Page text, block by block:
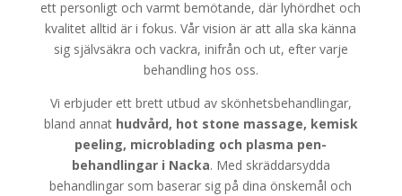
ett personligt och varmt bemötande, där lyhördhet och
kvalitet alltid är i fokus. Vår vision är att alla ska känna
sig självsäkra och vackra, inifrån och ut, efter varje
behandling hos oss.
Vi erbjuder ett brett utbud av skönhetsbehandlingar,
bland annat hudvård, hot stone massage, kemisk
peeling, microblading och plasma pen-
behandlingar i Nacka. Med skräddarsydda
behandlingar som baserar sig på dina önskemål och